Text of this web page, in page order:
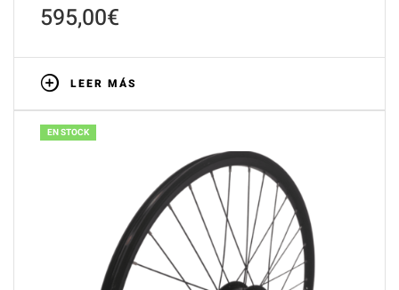
595,00€
LEER MÁS
EN STOCK